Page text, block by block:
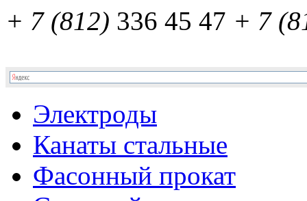
+ 7 (812) 336 45 47 + 7
Электроды
Канаты стальные
Фасонный прокат